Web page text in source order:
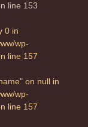
line 153
0 in
wp-
line 157
on null in
wp-
line 157